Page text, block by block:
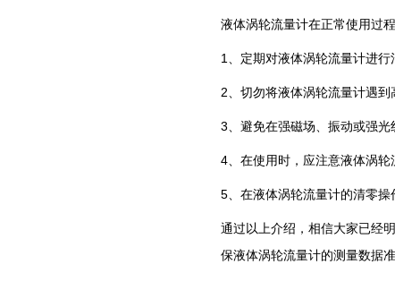
液体涡轮流量计在正常使用过
1、定期对液体涡轮流量计进行
2、切勿将液体涡轮流量计遇到
3、避免在强磁场、振动或强光
4、在使用时，应注意液体涡轮
5、在液体涡轮流量计的清零操
通过以上介绍，相信大家已经
保液体涡轮流量计的测量数据